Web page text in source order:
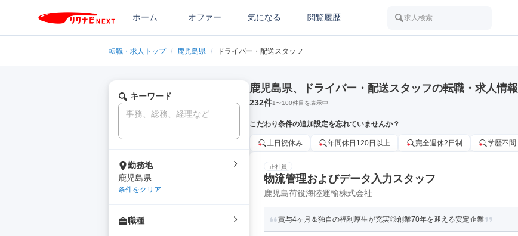
ホーム オファー 気になる 閲覧履歴 求人検索
転職・求人トップ / 鹿児島県 / ドライバー・配送スタッフ
キーワード
勤務地
鹿児島県
条件をクリア
職種
鹿児島県、ドライバー・配送スタッフの転職・求人情報
232件1〜100件目を表示中
こだわり条件の追加設定を忘れていませんか？
土日祝休み 年間休日120日以上 完全週休2日制 学歴不問
正社員
物流管理およびデータ入力スタッフ
鹿児島荷役海陸運輸株式会社
賞与4ヶ月＆独自の福利厚生が充実◎創業70年を迎える安定企業